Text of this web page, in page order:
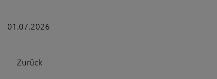
01.07.2026
Zurück